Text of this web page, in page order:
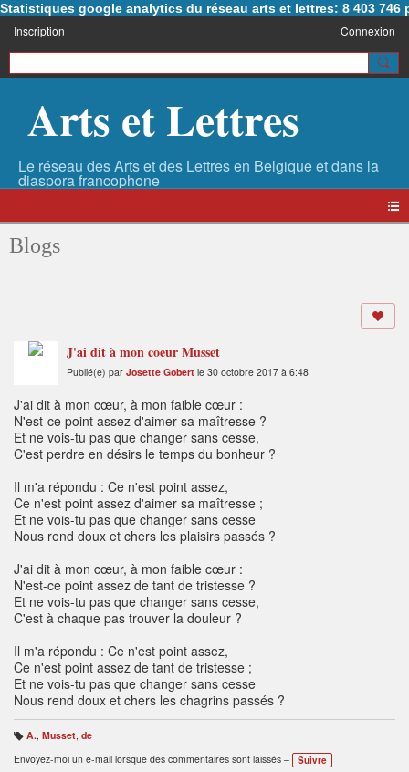
Statistiques google analytics du réseau arts et lettres: 8 403 746
Inscription Connexion
Arts et Lettres
Blogs
J'ai dit à mon coeur Musset
Publié(e) par Josette Gobert le 30 octobre 2017 à 6:48
J'ai dit à mon cœur, à mon faible cœur :
N'est-ce point assez d'aimer sa maîtresse ?
Et ne vois-tu pas que changer sans cesse,
C'est perdre en désirs le temps du bonheur ?
Il m'a répondu : Ce n'est point assez,
Ce n'est point assez d'aimer sa maîtresse ;
Et ne vois-tu pas que changer sans cesse
Nous rend doux et chers les plaisirs passés ?
J'ai dit à mon cœur, à mon faible cœur :
N'est-ce point assez de tant de tristesse ?
Et ne vois-tu pas que changer sans cesse,
C'est à chaque pas trouver la douleur ?
Il m'a répondu : Ce n'est point assez,
Ce n'est point assez de tant de tristesse ;
Et ne vois-tu pas que changer sans cesse
Nous rend doux et chers les chagrins passés ?
B
ali
s
A., Musset, de
Envoyez-moi un e-mail lorsque des commentaires sont laissés –
Suivre